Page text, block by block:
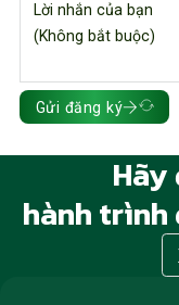
Gửi đăng ký
Hãy
hành trình